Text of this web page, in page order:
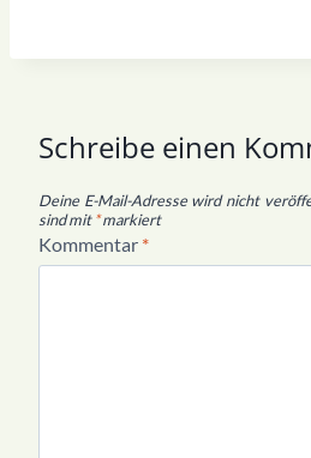
Schreibe einen
Deine E-Mail-Adresse wird nicht
sind mit*markiert
Kommentar *